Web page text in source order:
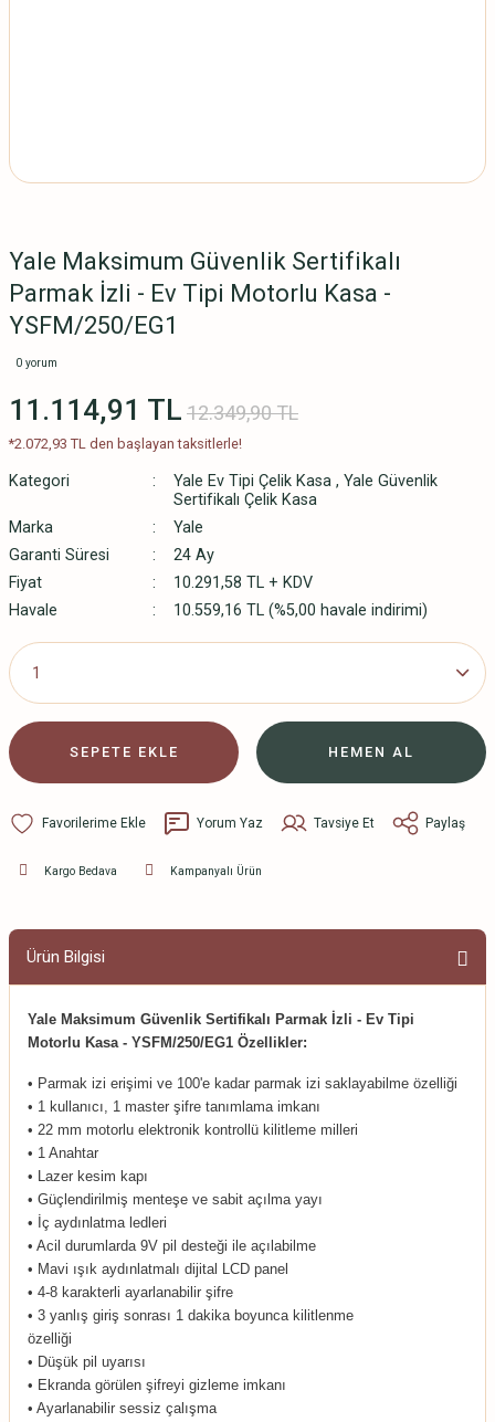
Yale Maksimum Güvenlik Sertifikalı
Parmak İzli - Ev Tipi Motorlu Kasa -
YSFM/250/EG1
0 yorum
11.114,91 TL 12.349,90 TL
*2.072,93 TL den başlayan taksitlerle!
Kategori Yale Ev Tipi Çelik Kasa , Yale Güvenlik
Sertifikalı Çelik Kasa
Marka
Yale
Garanti Süresi
24 Ay
Fiyat
10.291,58 TL + KDV
Havale
10.559,16 TL (%5,00 havale indirimi)
SEPETE EKLE HEMEN AL
Yorum Yaz Tavsiye Et Paylaş
Kargo Bedava Kampanyalı Ürün
Ürün Bilgisi
Yale Maksimum Güvenlik Sertifikalı Parmak İzli - Ev Tipi
Motorlu Kasa - YSFM/250/EG1 Özellikler:
• Parmak izi erişimi ve 100'e kadar parmak izi saklayabilme özelliği
• 1 kullanıcı, 1 master şifre tanımlama imkanı
• 22 mm motorlu elektronik kontrollü kilitleme milleri
• 1 Anahtar
• Lazer kesim kapı
• Güçlendirilmiş menteşe ve sabit açılma yayı
• İç aydınlatma ledleri
• Acil durumlarda 9V pil desteği ile açılabilme
• Mavi ışık aydınlatmalı dijital LCD panel
• 4-8 karakterli ayarlanabilir şifre
• 3 yanlış giriş sonrası 1 dakika boyunca kilitlenme
özelliği
• Düşük pil uyarısı
• Ekranda görülen şifreyi gizleme imkanı
• Ayarlanabilir sessiz çalışma